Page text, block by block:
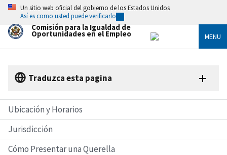
Skip
main
content
Un sitio web oficial del gobierno de los Estados Unidos
Así es como usted puede verificarlo
Comisión para la Igualdad de
Oportunidades en el Empleo MENU
Traduzca esta pagina
Ubicación y Horarios
Jurisdicción
Cómo Presentar una Querella